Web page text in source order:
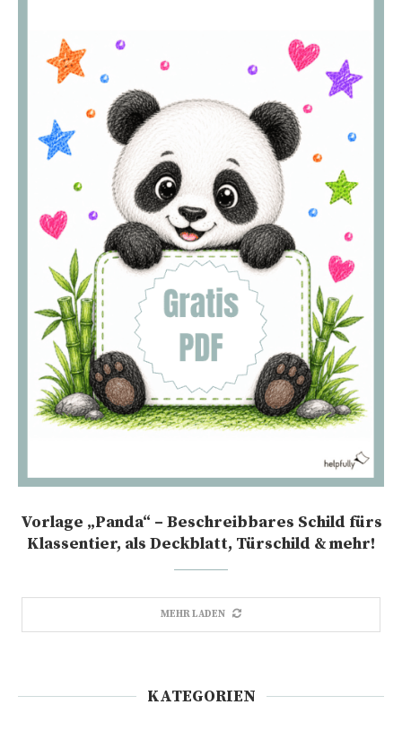
Vorlage „Panda“ – Beschreibbares Schild fürs
Klassentier, als Deckblatt, Türschild & mehr!
MEHR LADEN
KATEGORIEN